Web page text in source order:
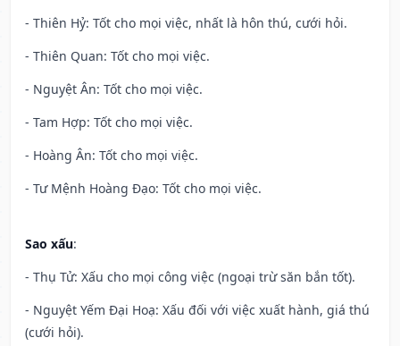
- Thiên Hỷ: Tốt cho mọi việc, nhất là hôn thú, cưới hỏi.
- Thiên Quan: Tốt cho mọi việc.
- Nguyệt Ân: Tốt cho mọi việc.
- Tam Hợp: Tốt cho mọi việc.
- Hoàng Ân: Tốt cho mọi việc.
- Tư Mệnh Hoàng Đạo: Tốt cho mọi việc.
Sao xấu:
- Thụ Tử: Xấu cho mọi công việc (ngoại trừ săn bắn tốt).
- Nguyệt Yếm Đại Hoạ: Xấu đối với việc xuất hành, giá thú
(cưới hỏi).